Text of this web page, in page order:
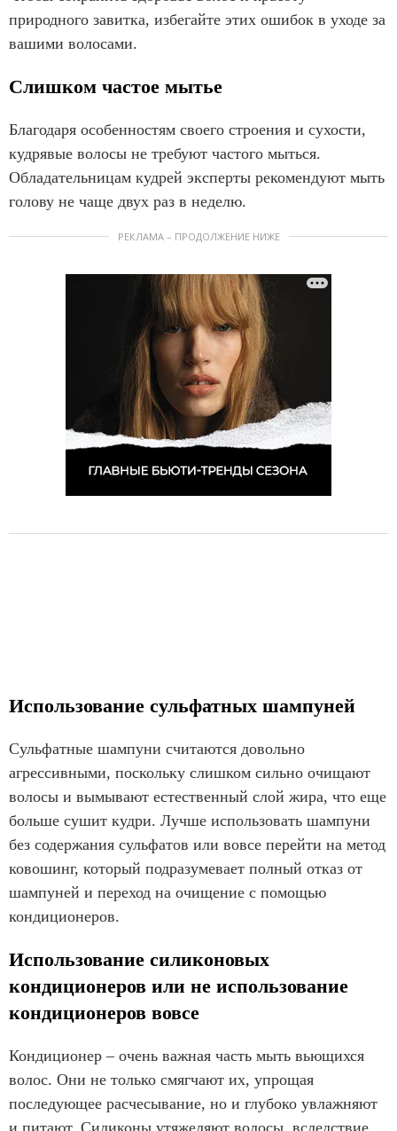
природного завитка, избегайте этих ошибок в уходе за
вашими волосами.
Слишком частое мытье
Благодаря особенностям своего строения и сухости,
кудрявые волосы не требуют частого мыться.
Обладательницам кудрей эксперты рекомендуют мыть
голову не чаще двух раз в неделю.
РЕКЛАМА – ПРОДОЛЖЕНИЕ НИЖЕ
Использование сульфатных шампуней
Сульфатные шампуни считаются довольно
агрессивными, поскольку слишком сильно очищают
волосы и вымывают естественный слой жира, что еще
больше сушит кудри. Лучше использовать шампуни
без содержания сульфатов или вовсе перейти на метод
ковошинг, который подразумевает полный отказ от
шампуней и переход на очищение с помощью
кондиционеров.
Использование силиконовых
кондиционеров или не использование
кондиционеров вовсе
Кондиционер – очень важная часть мыть вьющихся
волос. Они не только смягчают их, упрощая
последующее расчесывание, но и глубоко увлажняют